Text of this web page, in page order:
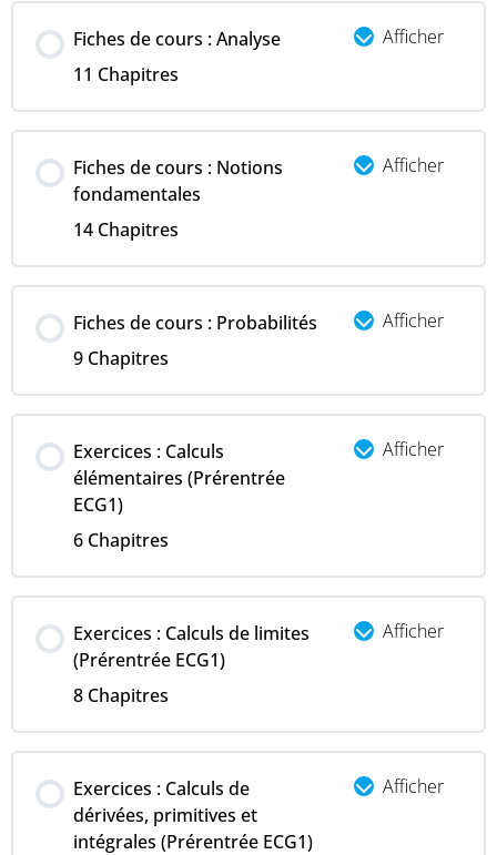
Fiches de cours : Analyse
11 Chapitres
Afficher
Fiches de cours : Notions
fondamentales
14 Chapitres
Afficher
Fiches de cours : Probabilités
9 Chapitres
Afficher
Exercices : Calculs
élémentaires (Prérentrée
ECG1)
6 Chapitres
Afficher
Exercices : Calculs de limites
(Prérentrée ECG1)
8 Chapitres
Afficher
Exercices : Calculs de
dérivées, primitives et
intégrales (Prérentrée ECG1)
Afficher